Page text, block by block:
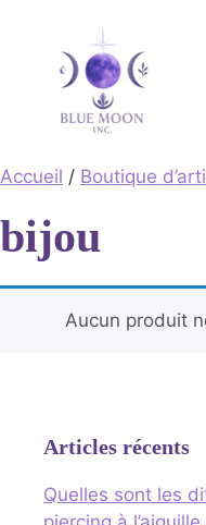
contenu
Accueil / Boutique
bijou
Aucun produit
Articles récents
Quelles sont les